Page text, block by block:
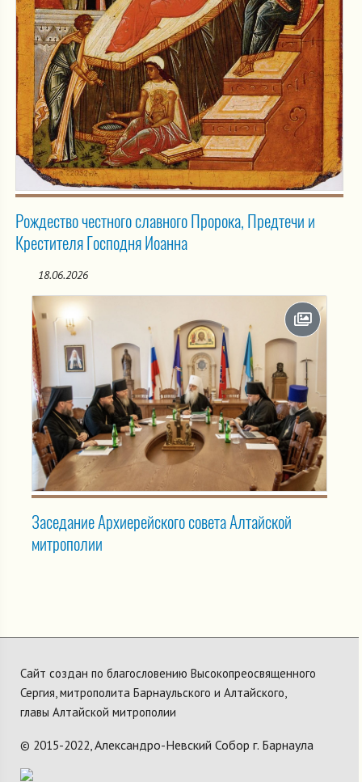
Рождество честного славного Пророка, Предтечи и
Крестителя Господня Иоанна
18.06.2026
Заседание Архиерейского совета Алтайской
митрополии
Сайт создан по благословению Высокопреосвященного
Сергия, митрополита Барнаульского и Алтайского,
главы Алтайской митрополии
© 2015-2022,Александро-Невский Собор г. Барнаула